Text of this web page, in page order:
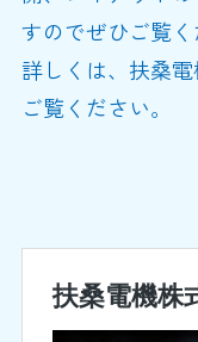
すのでぜひご覧く
詳しくは、扶桑
ご覧ください。